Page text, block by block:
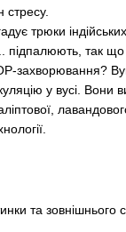
стресу.
трюки
підпалюють, так
захворювання?
у вусі. Вони
та зовнішнього